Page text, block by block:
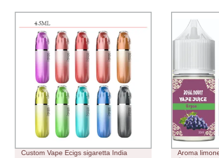
Custom Vape Ecigs sigaretta India
Aroma